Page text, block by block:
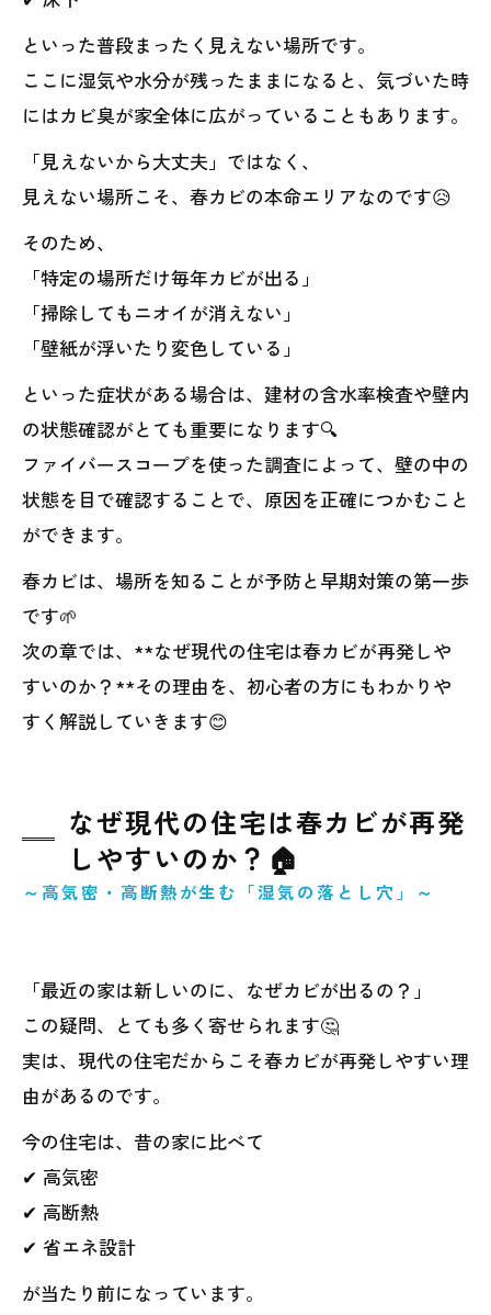
といった普段まったく見えない場所です。
ここに湿気や水分が残ったままになると、気づいた時
にはカビ臭が家全体に広がっていることもあります。
「見えないから大丈夫」ではなく、
見えない場所こそ、春カビの本命エリアなのです😥
そのため、
「特定の場所だけ毎年カビが出る」
「掃除してもニオイが消えない」
「壁紙が浮いたり変色している」
といった症状がある場合は、建材の含水率検査や壁内
の状態確認がとても重要になります🔍
ファイバースコープを使った調査によって、壁の中の
状態を目で確認することで、原因を正確につかむこと
ができます。
春カビは、場所を知ることが予防と早期対策の第一歩
です🌱
次の章では、**なぜ現代の住宅は春カビが再発しや
すいのか？**その理由を、初心者の方にもわかりや
すく解説していきます😊
なぜ現代の住宅は春カビが再発
しやすいのか？🏠
～高気密・高断熱が生む「湿気の落とし穴」～
「最近の家は新しいのに、なぜカビが出るの？」
この疑問、とても多く寄せられます🤔
実は、現代の住宅だからこそ春カビが再発しやすい理
由があるのです。
今の住宅は、昔の家に比べて
✔ 高気密
✔ 高断熱
✔ 省エネ設計
が当たり前になっています。